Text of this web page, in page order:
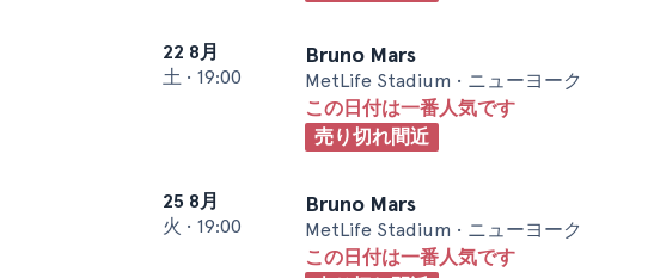
22 8月
土 • 19:00
Bruno Mars
MetLife Stadium • ニューヨーク
この日付は一番人気です
売り切れ間近
25 8月
火 • 19:00
Bruno Mars
MetLife Stadium • ニューヨーク
この日付は一番人気です